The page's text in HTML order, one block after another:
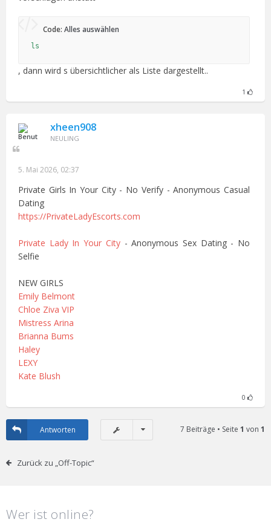
Code: Alles auswählen
ls
, dann wird s übersichtlicher als Liste dargestellt..
1
xheen908
NEULING
5. Mai 2026, 02:37
Private Girls In Your City - No Verify - Anonymous Casual
Dating
https://PrivateLadyEscorts.com
Private Lady In Your City- Anonymous Sex Dating - No
Selfie
NEW GIRLS
Emily Belmont
Chloe Ziva VIP
Mistress Arina
Brianna Bums
Haley
LEXY
Kate Blush
0
Antworten 7 Beiträge • Seite 1 von 1
Zurück zu „Off-Topic“
Wer ist online?